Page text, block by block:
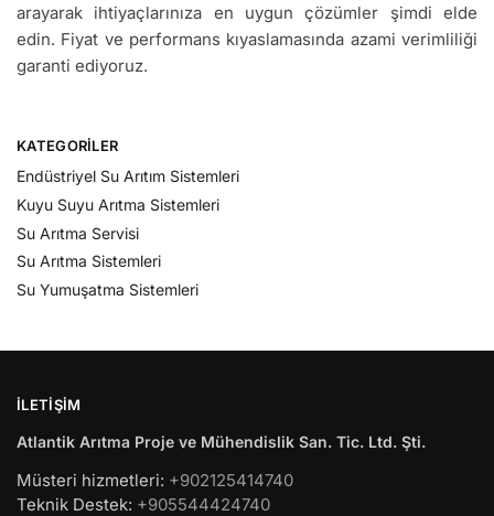
arayarak ihtiyaçlarınıza en uygun çözümler şimdi elde
edin. Fiyat ve performans kıyaslamasında azami verimliliği
garanti ediyoruz.
KATEGORILER
Endüstriyel Su Arıtım Sistemleri
Kuyu Suyu Arıtma Sistemleri
Su Arıtma Servisi
Su Arıtma Sistemleri
Su Yumuşatma Sistemleri
İLETIŞIM
Atlantik Arıtma Proje ve Mühendislik San. Tic. Ltd. Şti.
Müsteri hizmetleri: +902125414740
Teknik Destek: +905544424740